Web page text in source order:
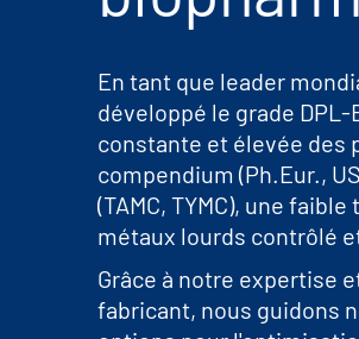
En tant que leader
développé le grade
constante et élevée des
compendium (Ph.Eur.,
(TAMC, TYMC), une
métaux lourds contrôlé
Grâce à notre expertise
fabricant, nous guidons